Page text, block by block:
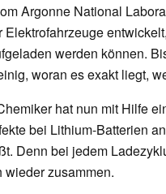
Argonne National
Elektrofahrzeuge
werden können.
woran es exakt liegt,
hat nun mit Hilfe
bei Lithium-Batterien
Denn bei jedem
wieder zusammen.